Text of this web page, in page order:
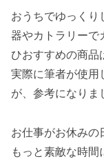
おうちでゆっくり
器やカトラリーで
ひおすすめの商品
実際に筆者が使用
が、参考になりま
お仕事がお休みの
もっと素敵な時間